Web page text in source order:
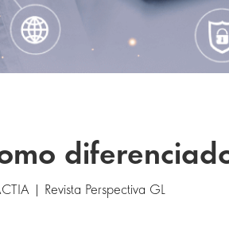
Revista Perspectiva GL